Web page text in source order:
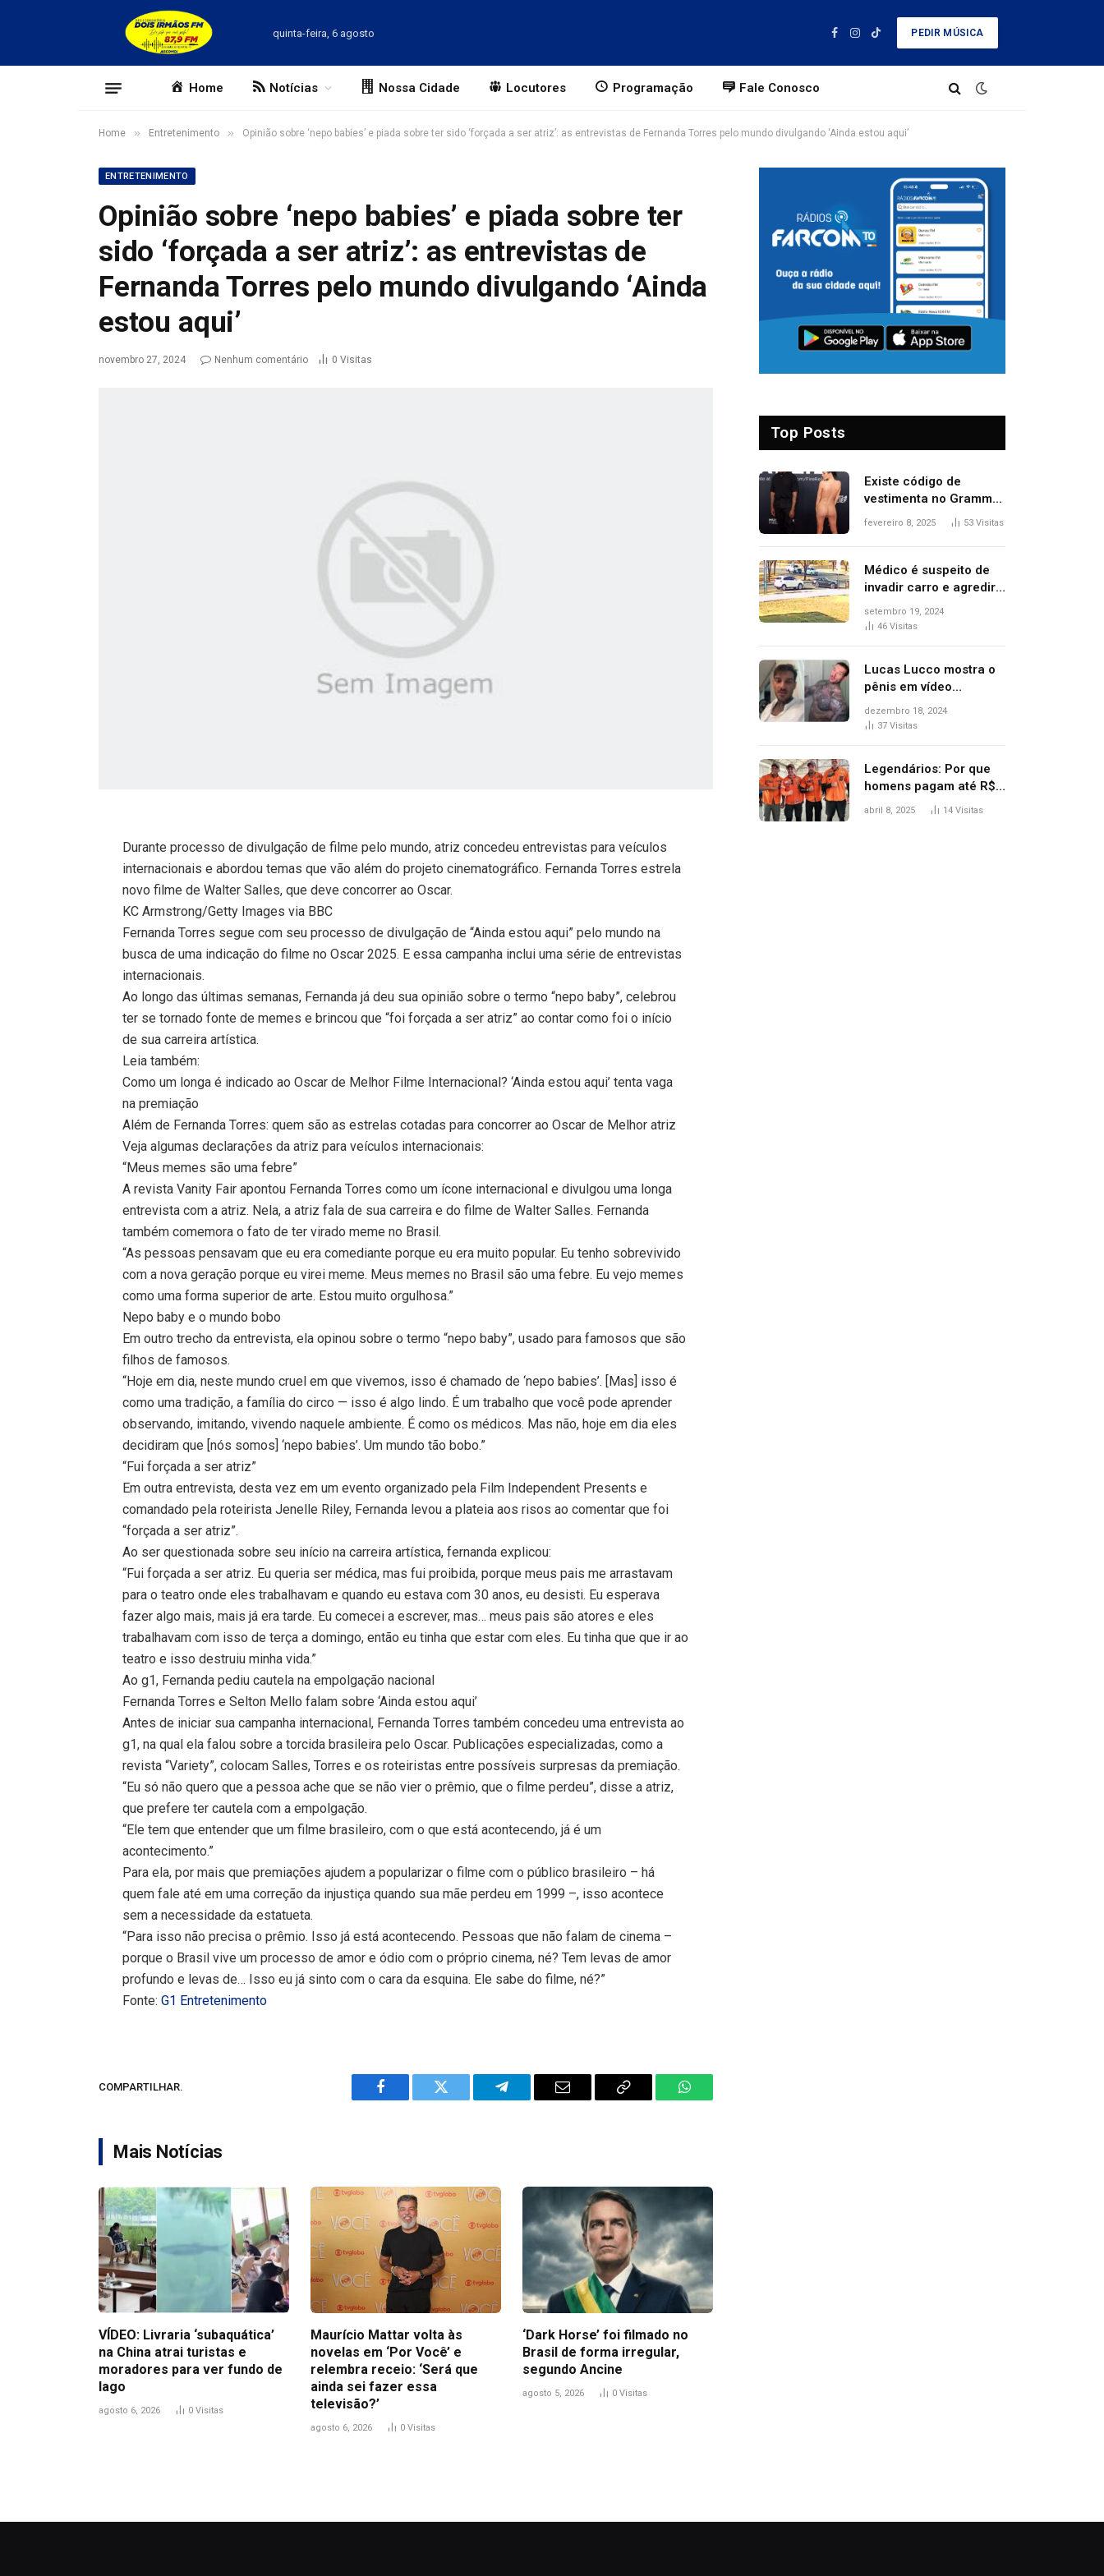
quinta-feira, 6 agosto
Facebook
Instagram
TikTok
PEDIR MÚSICA
Home Notícias Nossa Cidade Locutores Programação Fale Conosco
Home » Entretenimento » Opinião sobre ‘nepo babies’ e piada sobre ter sido ‘forçada a ser atriz’: as entrevistas de Fernanda Torres pelo mundo divulgando ‘Ainda estou aqui’
ENTRETENIMENTO
Opinião sobre ‘nepo babies’ e piada sobre ter
sido ‘forçada a ser atriz’: as entrevistas de
Fernanda Torres pelo mundo divulgando ‘Ainda
estou aqui’
novembro 27, 2024 Nenhum comentário 0 Visitas
Durante processo de divulgação de filme pelo mundo, atriz concedeu entrevistas para veículos
internacionais e abordou temas que vão além do projeto cinematográfico. Fernanda Torres estrela
novo filme de Walter Salles, que deve concorrer ao Oscar.
KC Armstrong/Getty Images via BBC
Fernanda Torres segue com seu processo de divulgação de “Ainda estou aqui” pelo mundo na
busca de uma indicação do filme no Oscar 2025. E essa campanha inclui uma série de entrevistas
internacionais.
Ao longo das últimas semanas, Fernanda já deu sua opinião sobre o termo “nepo baby”, celebrou
ter se tornado fonte de memes e brincou que “foi forçada a ser atriz” ao contar como foi o início
de sua carreira artística.
Leia também:
Como um longa é indicado ao Oscar de Melhor Filme Internacional? ‘Ainda estou aqui’ tenta vaga
na premiação
Além de Fernanda Torres: quem são as estrelas cotadas para concorrer ao Oscar de Melhor atriz
Veja algumas declarações da atriz para veículos internacionais:
“Meus memes são uma febre”
A revista Vanity Fair apontou Fernanda Torres como um ícone internacional e divulgou uma longa
entrevista com a atriz. Nela, a atriz fala de sua carreira e do filme de Walter Salles. Fernanda
também comemora o fato de ter virado meme no Brasil.
“As pessoas pensavam que eu era comediante porque eu era muito popular. Eu tenho sobrevivido
com a nova geração porque eu virei meme. Meus memes no Brasil são uma febre. Eu vejo memes
como uma forma superior de arte. Estou muito orgulhosa.”
Nepo baby e o mundo bobo
Em outro trecho da entrevista, ela opinou sobre o termo “nepo baby”, usado para famosos que são
filhos de famosos.
“Hoje em dia, neste mundo cruel em que vivemos, isso é chamado de ‘nepo babies’. [Mas] isso é
como uma tradição, a família do circo — isso é algo lindo. É um trabalho que você pode aprender
observando, imitando, vivendo naquele ambiente. É como os médicos. Mas não, hoje em dia eles
decidiram que [nós somos] ‘nepo babies’. Um mundo tão bobo.”
“Fui forçada a ser atriz”
Em outra entrevista, desta vez em um evento organizado pela Film Independent Presents e
comandado pela roteirista Jenelle Riley, Fernanda levou a plateia aos risos ao comentar que foi
“forçada a ser atriz”.
Ao ser questionada sobre seu início na carreira artística, fernanda explicou:
“Fui forçada a ser atriz. Eu queria ser médica, mas fui proibida, porque meus pais me arrastavam
para o teatro onde eles trabalhavam e quando eu estava com 30 anos, eu desisti. Eu esperava
fazer algo mais, mais já era tarde. Eu comecei a escrever, mas… meus pais são atores e eles
trabalhavam com isso de terça a domingo, então eu tinha que estar com eles. Eu tinha que que ir ao
teatro e isso destruiu minha vida.”
Ao g1, Fernanda pediu cautela na empolgação nacional
Fernanda Torres e Selton Mello falam sobre ‘Ainda estou aqui’
Antes de iniciar sua campanha internacional, Fernanda Torres também concedeu uma entrevista ao
g1, na qual ela falou sobre a torcida brasileira pelo Oscar. Publicações especializadas, como a
revista “Variety”, colocam Salles, Torres e os roteiristas entre possíveis surpresas da premiação.
“Eu só não quero que a pessoa ache que se não vier o prêmio, que o filme perdeu”, disse a atriz,
que prefere ter cautela com a empolgação.
“Ele tem que entender que um filme brasileiro, com o que está acontecendo, já é um
acontecimento.”
Para ela, por mais que premiações ajudem a popularizar o filme com o público brasileiro – há
quem fale até em uma correção da injustiça quando sua mãe perdeu em 1999 –, isso acontece
sem a necessidade da estatueta.
“Para isso não precisa o prêmio. Isso já está acontecendo. Pessoas que não falam de cinema –
porque o Brasil vive um processo de amor e ódio com o próprio cinema, né? Tem levas de amor
profundo e levas de… Isso eu já sinto com o cara da esquina. Ele sabe do filme, né?”
Fonte:G1 Entretenimento
COMPARTILHAR.
Facebook Twitter Telegram Email
Copy
WhatsApp
Mais Notícias
VÍDEO: Livraria ‘subaquática’
na China atrai turistas e
moradores para ver fundo de
lago
agosto 6, 2026 0 Visitas
Maurício Mattar volta às
novelas em ‘Por Você’ e
relembra receio: ‘Será que
ainda sei fazer essa
televisão?’
agosto 6, 2026 0 Visitas
‘Dark Horse’ foi filmado no
Brasil de forma irregular,
segundo Ancine
agosto 5, 2026 0 Visitas
Top Posts
Existe código de
vestimenta no Grammy?
Questionamento surgiu
aparecer nua na
premiação
fevereiro 8, 2025 53 Visitas
Médico é suspeito de
invadir carro e agredir
delegado aposentado
durante confusão no
setembro 19, 2024
46 Visitas
Lucas Lucco mostra o
pênis em vídeo
tomando banho, apaga
post e diz ‘foi mal’
dezembro 18, 2024
37 Visitas
Legendários: Por que
homens pagam até R$
81 mil para subir
abril 8, 2025 14 Visitas